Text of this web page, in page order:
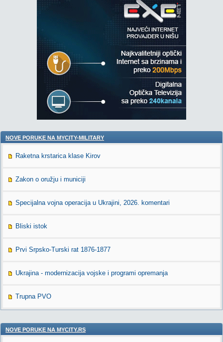
NOVE PORUKE NA MYCITY-MILITARY
Raketna krstarica klase Kirov
Zakon o oružju i municiji
Specijalna vojna operacija u Ukrajini, 2026. komentari
Bliski istok
Prvi Srpsko-Turski rat 1876-1877
Ukrajina - modernizacija vojske i programi opremanja
Trupna PVO
NOVE PORUKE NA MYCITY.RS